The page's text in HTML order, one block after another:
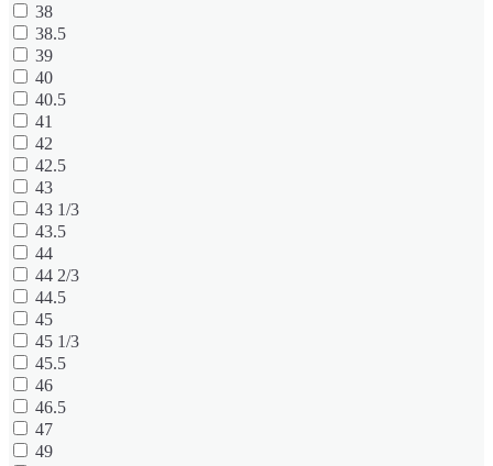
38
38.5
39
40
40.5
41
42
42.5
43
43 1/3
43.5
44
44 2/3
44.5
45
45 1/3
45.5
46
46.5
47
49